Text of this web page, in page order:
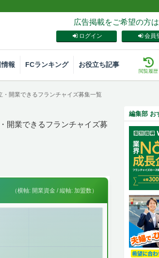
広告掲載をご希望の方
会員
ログイン
報 FCランキング お役立ち記事
閲覧履歴
開業できるフランチャイズ募集一覧
開業できるフランチャイズ募
（横軸: 開業資金 / 縦軸: 加盟数）
編集部 お